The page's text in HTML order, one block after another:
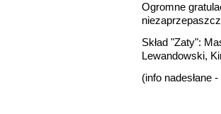
Ogromne
Skład "Zaty":
Lewandowski,
(info nadesłane